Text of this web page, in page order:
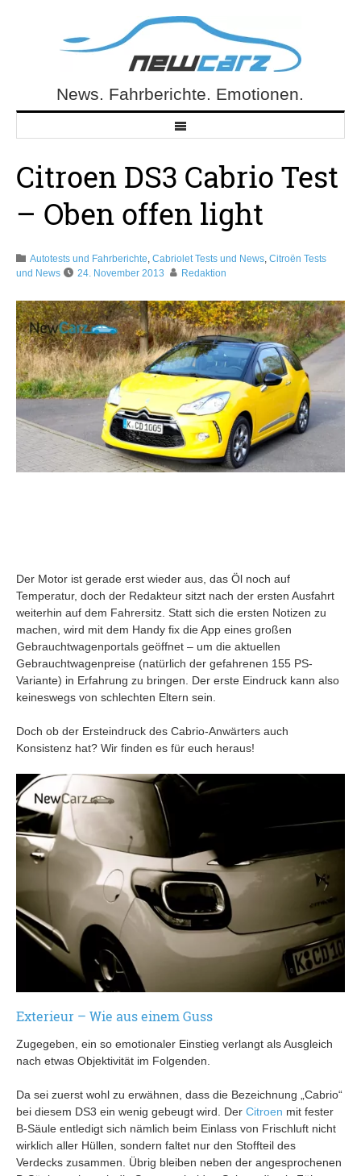
NewCarz.deNews. Fahrberichte. Emotionen.
Citroen DS3 Cabrio Test
– Oben offen light
Autotests und Fahrberichte, Cabriolet Tests und News, Citroën Tests
und News
24. November 2013 Redaktion
Der Motor ist gerade erst wieder aus, das Öl noch auf
Temperatur, doch der Redakteur sitzt nach der ersten Ausfahrt
weiterhin auf dem Fahrersitz. Statt sich die ersten Notizen zu
machen, wird mit dem Handy fix die App eines großen
Gebrauchtwagenportals geöffnet – um die aktuellen
Gebrauchtwagenpreise (natürlich der gefahrenen 155 PS-
Variante) in Erfahrung zu bringen. Der erste Eindruck kann also
keineswegs von schlechten Eltern sein.
Doch ob der Ersteindruck des Cabrio-Anwärters auch
Konsistenz hat? Wir finden es für euch heraus!
Exterieur – Wie aus einem Guss
Zugegeben, ein so emotionaler Einstieg verlangt als Ausgleich
nach etwas Objektivität im Folgenden.
Da sei zuerst wohl zu erwähnen, dass die Bezeichnung „Cabrio“
bei diesem DS3 ein wenig gebeugt wird. Der Citroen mit fester
B-Säule entledigt sich nämlich beim Einlass von Frischluft nicht
wirklich aller Hüllen, sondern faltet nur den Stoffteil des
Verdecks zusammen. Übrig bleiben neben der angesprochenen